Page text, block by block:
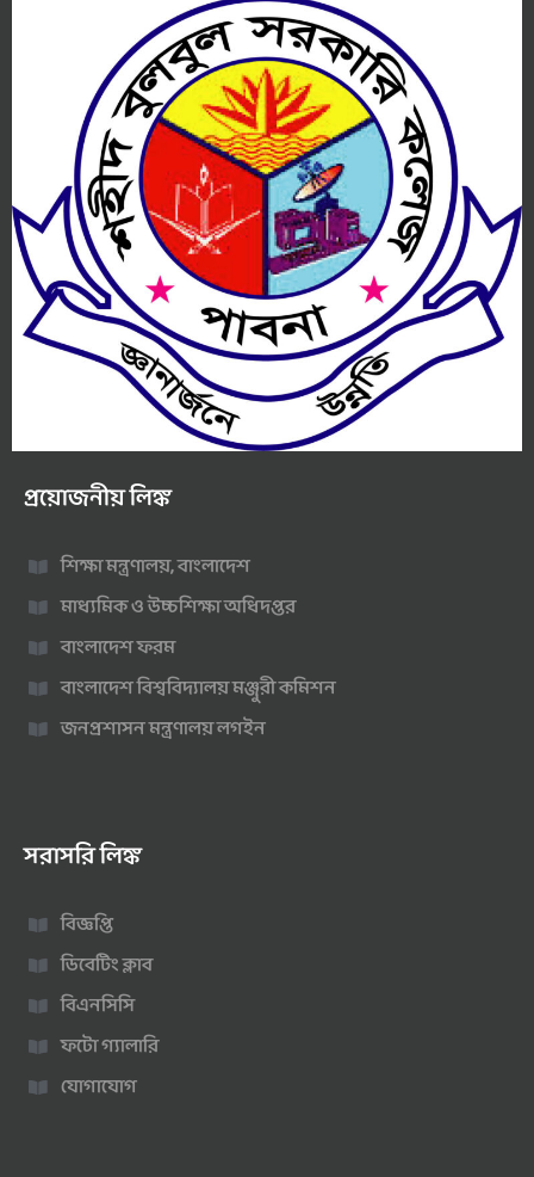
প্রয়োজনীয় লিঙ্ক
শিক্ষা মন্ত্রণালয়, বাংলাদেশ
মাধ্যমিক ও উচ্চশিক্ষা অধিদপ্তর
বাংলাদেশ ফরম
বাংলাদেশ বিশ্ববিদ্যালয় মঞ্জুরী কমিশন
জনপ্রশাসন মন্ত্রণালয় লগইন
সরাসরি লিঙ্ক
বিজ্ঞপ্তি
ডিবেটিং ক্লাব
বিএনসিসি
ফটো গ্যালারি
যোগাযোগ